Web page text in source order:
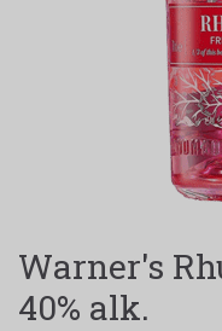
Warner's
40% alk.